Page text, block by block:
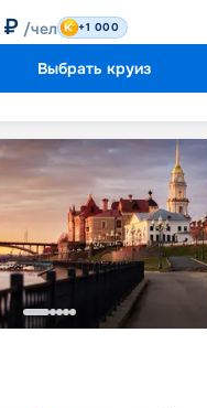
₽ /чел +1 000
Выбрать круиз